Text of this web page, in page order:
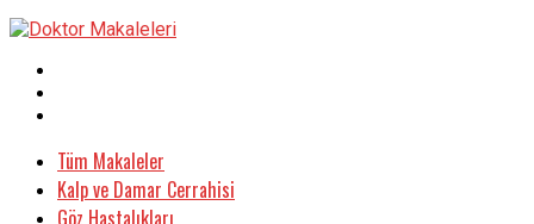
Tüm Makaleler
Kalp ve Damar Cerrahisi
Göz Hastalıkları